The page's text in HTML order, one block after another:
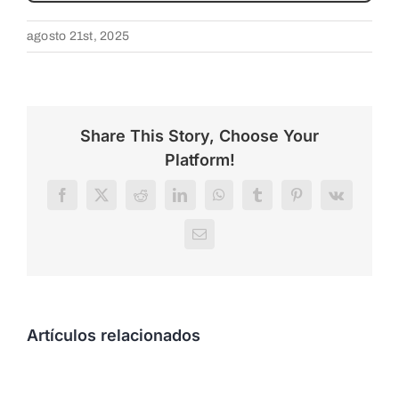
agosto 21st, 2025
Share This Story, Choose Your
Platform!
Facebook
X RedditLinkedInWhatsAppTumblrPinterest
Vk
Correo
Artículos relacionados